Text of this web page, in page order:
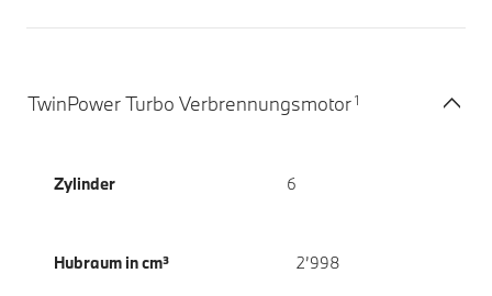
TwinPower Turbo Verbrennungsmotor1
Zylinder 6
Hubraum in cm³ 2’998